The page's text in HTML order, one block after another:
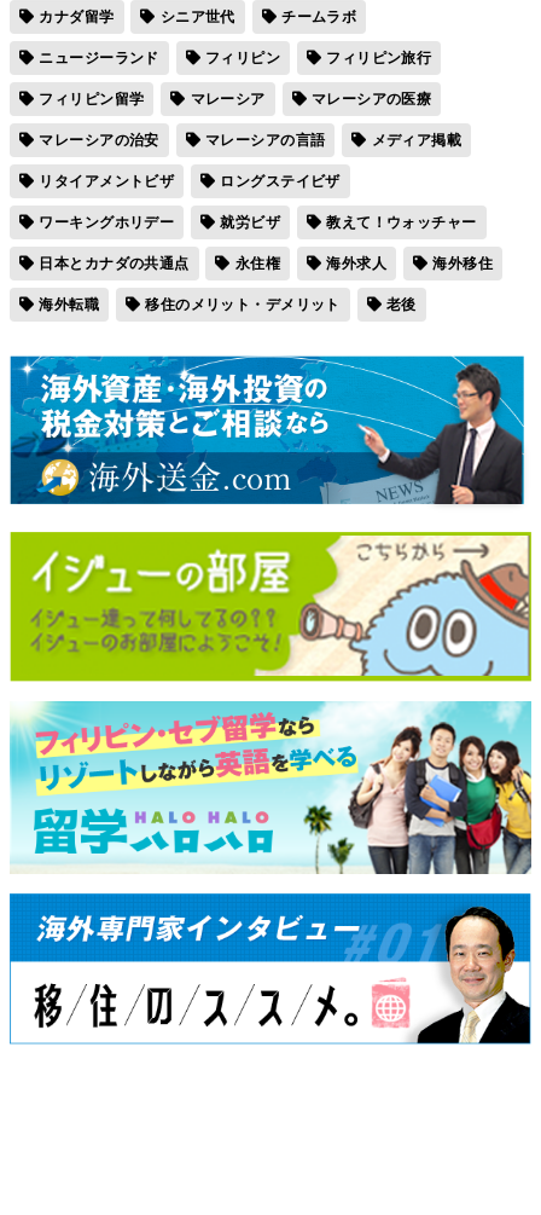
カナダ留学
シニア世代
チームラボ
ニュージーランド
フィリピン
フィリピン旅行
フィリピン留学
マレーシア
マレーシアの医療
マレーシアの治安
マレーシアの言語
メディア掲載
リタイアメントビザ
ロングステイビザ
ワーキングホリデー
就労ビザ
教えて！ウォッチャー
日本とカナダの共通点
永住権 海外求人
海外移住
海外転職
移住のメリット・デメリット 老後